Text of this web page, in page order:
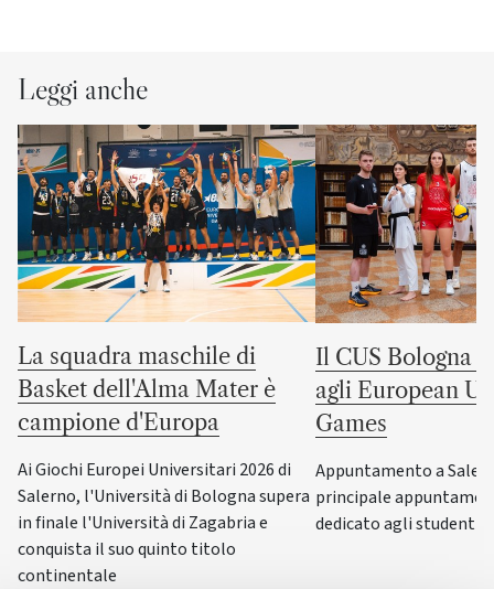
Leggi anche
La squadra maschile di
Basket dell'Alma Mater è
campione d'Europa
Ai Giochi Europei Universitari 2026 di
Salerno, l'Università di Bologna supera
in finale l'Università di Zagabria e
conquista il suo quinto titolo
continentale
Il CUS Bologna
agli European
Games
Appuntamento a
principale
dedicato agli